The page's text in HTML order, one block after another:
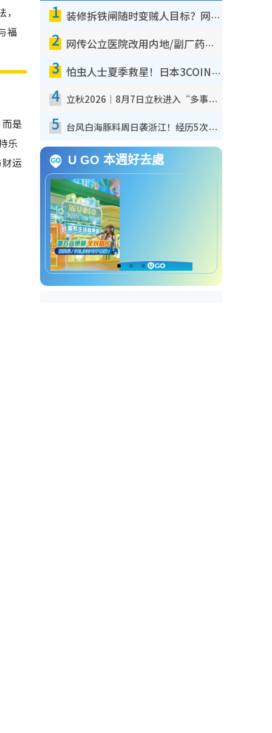
福
是
乐
运
1 装修拆铁闸随时变贼人目标？网友揭2大关键用途：装新款等于白装？附新旧铁闸分别
2 网传公立医院改用内地/副厂药？医生拆解正副厂分别，揭4类人换药随时出事
3 怕虫人士夏季救星！日本3COINS爆红驱虫神器$45起 1招“全程免触碰”轻松搞定小强
4 立秋2026｜8月7日立秋进入“多事之秋” 3件事不可做！专家教6招开运 清杂物／钱包纳气接好运
5 台风白海豚料周日袭浙江！经历5次“眼壁置换”极罕见 成登陆内地最长途台风
U GO 本週好去處